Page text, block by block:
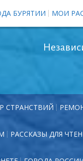
БУРЯТИИ МОИ
СТРАНСТВИЙ
РАССКАЗЫ ДЛЯ